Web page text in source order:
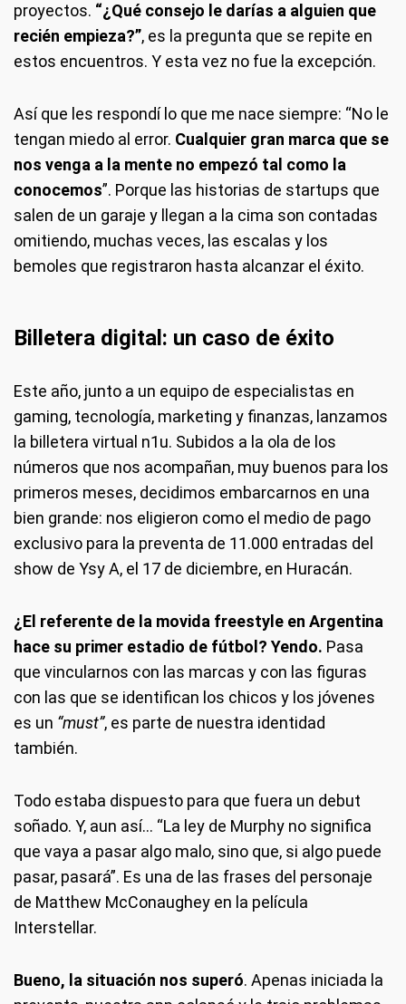
proyectos. “¿Qué consejo le darías a alguien que
recién empieza?”, es la pregunta que se repite en
estos encuentros. Y esta vez no fue la excepción.
Así que les respondí lo que me nace siempre: “No le
tengan miedo al error. Cualquier gran marca que se
nos venga a la mente no empezó tal como la
conocemos”. Porque las historias de startups que
salen de un garaje y llegan a la cima son contadas
omitiendo, muchas veces, las escalas y los
bemoles que registraron hasta alcanzar el éxito.
Billetera digital: un caso de éxito
Este año, junto a un equipo de especialistas en
gaming, tecnología, marketing y finanzas, lanzamos
la billetera virtual n1u. Subidos a la ola de los
números que nos acompañan, muy buenos para los
primeros meses, decidimos embarcarnos en una
bien grande: nos eligieron como el medio de pago
exclusivo para la preventa de 11.000 entradas del
show de Ysy A, el 17 de diciembre, en Huracán.
¿El referente de la movida freestyle en Argentina
hace su primer estadio de fútbol? Yendo. Pasa
que vincularnos con las marcas y con las figuras
con las que se identifican los chicos y los jóvenes
es un “must”, es parte de nuestra identidad
también.
Todo estaba dispuesto para que fuera un debut
soñado. Y, aun así… “La ley de Murphy no significa
que vaya a pasar algo malo, sino que, si algo puede
pasar, pasará”. Es una de las frases del personaje
de Matthew McConaughey en la película
Interstellar.
Bueno, la situación nos superó. Apenas iniciada la